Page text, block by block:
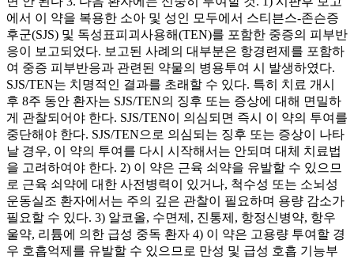
에서 이 약을 복용한 소아 및 성인 모두에서 스티븐스-존슨증
후군(SJS) 및 독성표피괴사용해(TEN)를 포함한 중증의 피부반
응이 보고되었다. 보고된 사례의 대부분은 항경련제를 포함하
여 중증 피부반응과 관련된 약물의 병용투여 시 발생하였다.
SJS/TEN는 치명적인 결과를 초래할 수 있다. 특히 치료 개시
후 8주 동안 환자는 SJS/TEN의 징후 또는 증상에 대해 면밀하
게 관찰되어야 한다. SJS/TEN이 의심되면 즉시 이 약의 투여를
중단해야 한다. SJS/TEN으로 의심되는 징후 또는 증상이 나타
날 경우, 이 약의 투여를 다시 시작해서는 안되며 대체 치료법
을 고려하여야 한다. 2) 이 약은 근육 쇠약을 유발할 수 있으므
로 근육 쇠약에 대한 사전병력이 있거나, 척수성 또는 소뇌성
운동실조 환자에서는 주의 깊은 관찰이 필요하며 용량 감소가
필요할 수 있다. 3) 알코올, 수면제, 진통제, 항정신병약, 항우
울약, 리튬에 의한 급성 중독 환자 4) 이 약은 고용량 투여할 경
우 호흡억제를 유발할 수 있으므로 만성 및 급성 호흡 기능부